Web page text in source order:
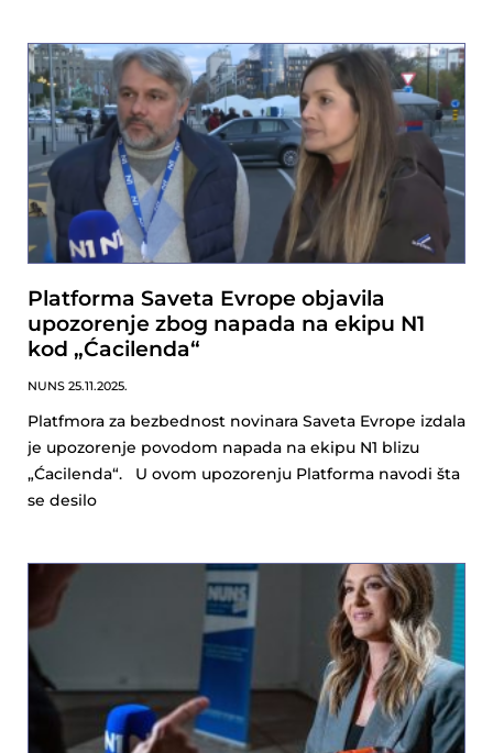
Platforma Saveta Evrope objavila
upozorenje zbog napada na ekipu N1
kod „Ćacilenda“
NUNS 25.11.2025.
Platfmora za bezbednost novinara Saveta Evrope izdala
je upozorenje povodom napada na ekipu N1 blizu
„Ćacilenda“. U ovom upozorenju Platforma navodi šta
se desilo